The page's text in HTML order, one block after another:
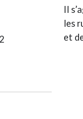
Il
les
et